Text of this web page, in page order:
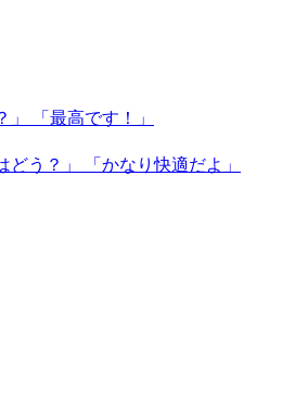
」 「最高です！」
どう？」 「かなり快適だよ」